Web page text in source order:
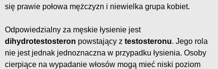
się prawie połowa mężczyzn i niewielka grupa kobiet.
Odpowiedzialny za męskie łysienie jest
dihydrotestosteron powstający z testosteronu. Jego rola
nie jest jednak jednoznaczna w przypadku łysienia. Osoby
cierpiące na wypadanie włosów mogą mieć niski poziom